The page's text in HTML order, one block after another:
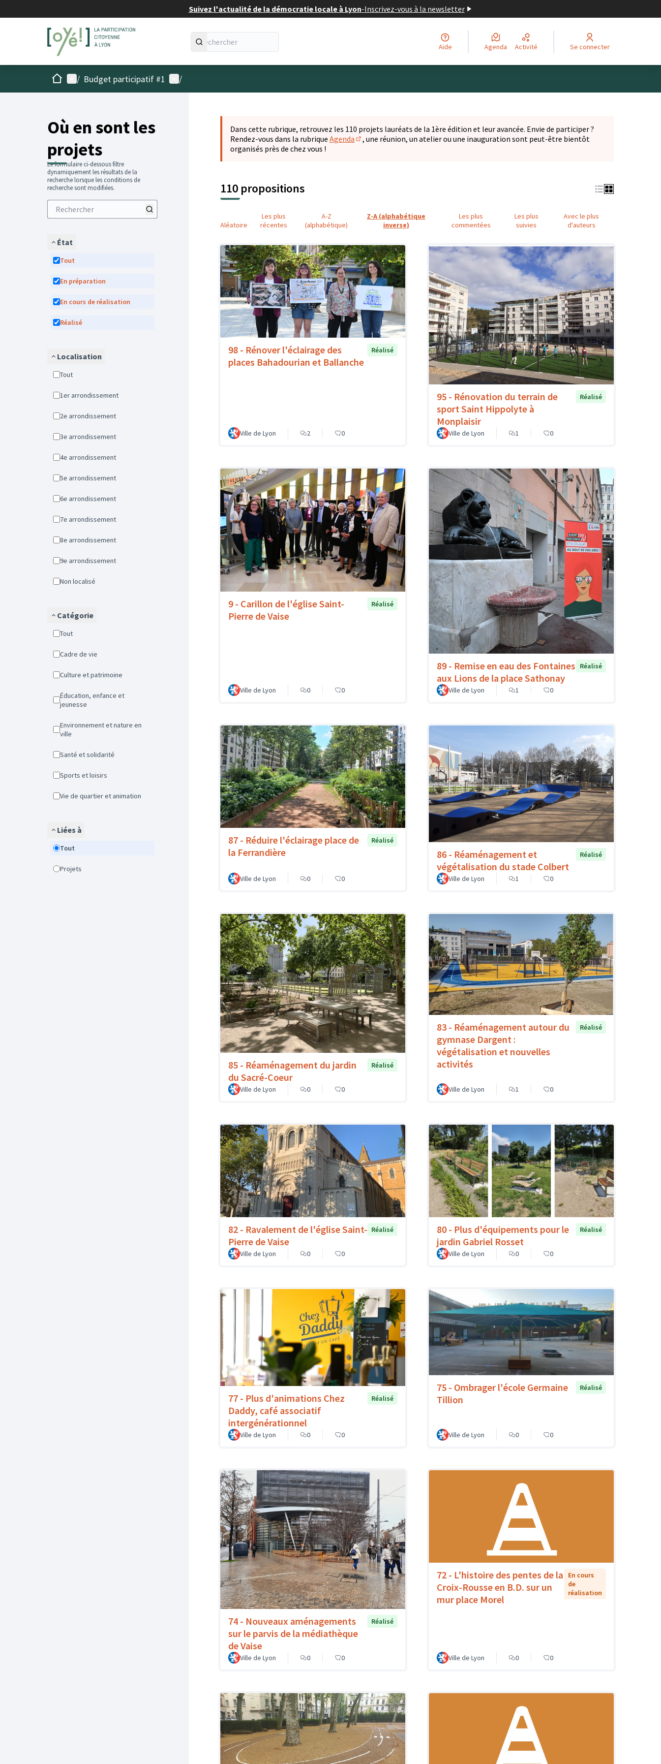
Suivez l'actualité de la démocratie locale à Lyon-Inscrivez-vous à la newsletter
Aide Agenda Activité Se connecter
AccueilMenu principal
/ Budget participatif #1 Menu utilisateur
/
Où en sont les
projets
Le formulaire ci-dessous filtre
dynamiquement les résultats de la
recherche lorsque les conditions de
recherche sont modifiées.
État
Tout
En préparation
En cours de réalisation
Réalisé
Localisation
Tout
1er arrondissement
2e arrondissement
3e arrondissement
4e arrondissement
5e arrondissement
6e arrondissement
7e arrondissement
8e arrondissement
9e arrondissement
Non localisé
Catégorie
Tout
Cadre de vie
Culture et patrimoine
Éducation, enfance et
jeunesse
Environnement et nature en
ville
Santé et solidarité
Sports et loisirs
Vie de quartier et animation
Liées à
Tout
Projets
Dans cette rubrique, retrouvez les 110 projets lauréats de la 1ère édition et leur avancée. Envie de participer ?
Rendez-vous dans la rubrique Agenda
(S'ouvre dans un nouvel onglet)
, une réunion, un atelier ou une inauguration sont peut-être bientôt
organisés près de chez vous !
110 propositions
Aléatoire
Les plus
récentes
A-Z
(alphabétique)
Z-A (alphabétique
inverse)
Les plus
commentées
Les plus
suivies
Avec le plus
d'auteurs
98 - Rénover l'éclairage des
places Bahadourian et Ballanche
Réalisé
Ville de Lyon 2 0
95 - Rénovation du terrain de
sport Saint Hippolyte à
Monplaisir
Réalisé
Ville de Lyon 1 0
9 - Carillon de l'église Saint-
Pierre de Vaise
Réalisé
Ville de Lyon 0 0
89 - Remise en eau des Fontaines
aux Lions de la place Sathonay
Réalisé
Ville de Lyon 1 0
87 - Réduire l'éclairage place de
la Ferrandière
Réalisé
Ville de Lyon 0 0
86 - Réaménagement et
végétalisation du stade Colbert
Réalisé
Ville de Lyon 1 0
85 - Réaménagement du jardin
du Sacré-Coeur
Réalisé
Ville de Lyon 0 0
83 - Réaménagement autour du
gymnase Dargent :
végétalisation et nouvelles
activités
Réalisé
Ville de Lyon 1 0
82 - Ravalement de l'église Saint-
Pierre de Vaise
Réalisé
Ville de Lyon 0 0
80 - Plus d'équipements pour le
jardin Gabriel Rosset
Réalisé
Ville de Lyon 0 0
77 - Plus d'animations Chez
Daddy, café associatif
intergénérationnel
Réalisé
Ville de Lyon 0 0
75 - Ombrager l'école Germaine
Tillion
Réalisé
Ville de Lyon 0 0
74 - Nouveaux aménagements
sur le parvis de la médiathèque
de Vaise
Réalisé
Ville de Lyon 0 0
72 - L'histoire des pentes de la
Croix-Rousse en B.D. sur un
mur place Morel
En cours
de
réalisation
Ville de Lyon 0 0